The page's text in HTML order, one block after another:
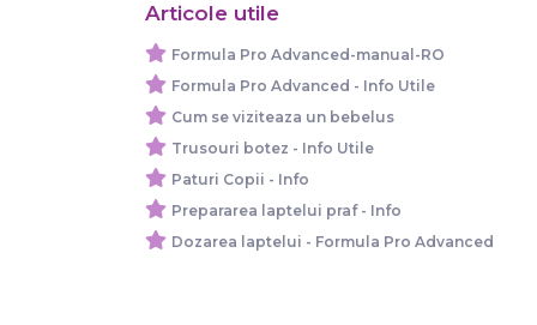
Articole utile
Formula Pro Advanced-manual-RO
Formula Pro Advanced - Info Utile
Cum se viziteaza un bebelus
Trusouri botez - Info Utile
Paturi Copii - Info
Prepararea laptelui praf - Info
Dozarea laptelui - Formula Pro Advanced